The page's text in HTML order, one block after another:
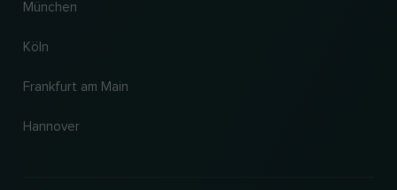
München
Köln
Frankfurt am Main
Hannover